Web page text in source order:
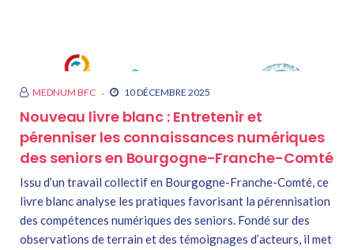
MEDNUM BFC 10 DÉCEMBRE 2025
Nouveau livre blanc : Entretenir et
pérenniser les connaissances numériques
des seniors en Bourgogne-Franche-Comté
Issu d’un travail collectif en Bourgogne-Franche-Comté, ce
livre blanc analyse les pratiques favorisant la pérennisation
des compétences numériques des seniors. Fondé sur des
observations de terrain et des témoignages d’acteurs, il met